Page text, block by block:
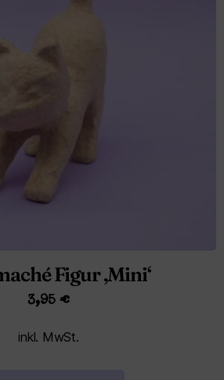
Figur ‚Mini‘
3,95 €
inkl. MwSt.